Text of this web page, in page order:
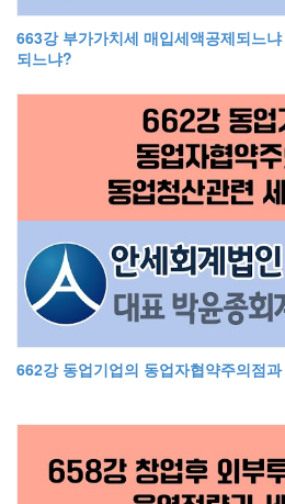
663강 부가가치세 매입세액공제되느
되느냐?
662강 동업기업의 동업자협약주의점